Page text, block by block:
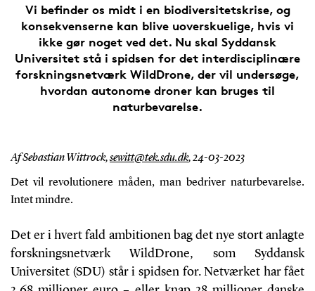
Vi befinder os midt i en biodiversitetskrise, og
konsekvenserne kan blive uoverskuelige, hvis vi
ikke gør noget ved det. Nu skal Syddansk
Universitet stå i spidsen for det interdisciplinære
forskningsnetværk WildDrone, der vil undersøge,
hvordan autonome droner kan bruges til
naturbevarelse.
Af Sebastian Wittrock,sewitt@tek.sdu.dk,24-03-2023
Det vil revolutionere måden, man bedriver naturbevarelse.
Intet mindre.
Det er i hvert fald ambitionen bag det nye stort anlagte
forskningsnetværk WildDrone, som Syddansk
Universitet (SDU) står i spidsen for. Netværket har fået